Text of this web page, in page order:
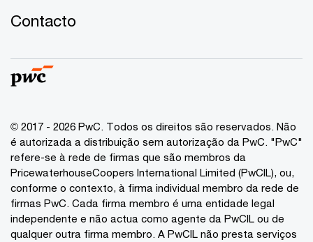
Contacto
© 2017 - 2026 PwC. Todos os direitos são reservados. Não
é autorizada a distribuição sem autorização da PwC. "PwC"
refere-se à rede de firmas que são membros da
PricewaterhouseCoopers International Limited (PwCIL), ou,
conforme o contexto, à firma individual membro da rede de
firmas PwC. Cada firma membro é uma entidade legal
independente e não actua como agente da PwCIL ou de
qualquer outra firma membro. A PwCIL não presta serviços